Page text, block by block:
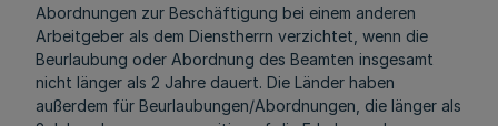
Abordnungen zur Beschäftigung bei einem anderen
Arbeitgeber als dem Dienstherrn verzichtet, wenn die
Beurlaubung oder Abordnung des Beamten insgesamt
nicht länger als 2 Jahre dauert. Die Länder haben
außerdem für Beurlaubungen/Abordnungen, die länger als